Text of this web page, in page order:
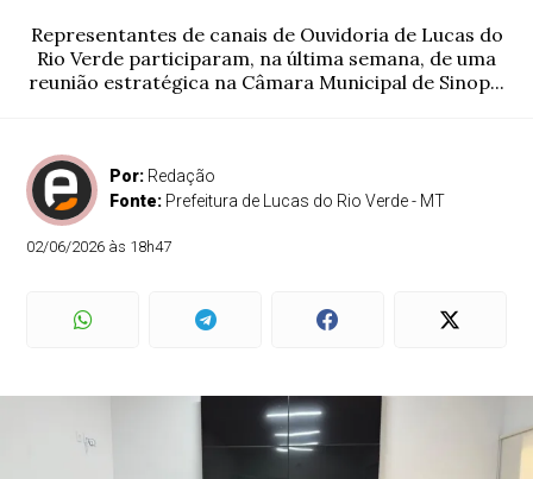
Representantes de canais de Ouvidoria de Lucas do
Rio Verde participaram, na última semana, de uma
reunião estratégica na Câmara Municipal de Sinop...
Por: Redação
Fonte: Prefeitura de Lucas do Rio Verde - MT
02/06/2026 às 18h47